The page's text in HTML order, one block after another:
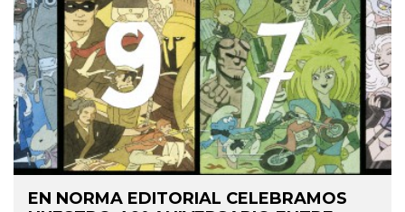
EN NORMA EDITORIAL CELEBRAMOS